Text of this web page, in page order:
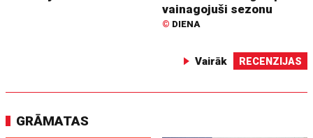
vainagojuši sezonu
© DIENA
Vairāk RECENZIJAS
GRĀMATAS